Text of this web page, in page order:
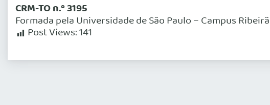
CRM-TO n.º 3195
Formada pela Universidade de São Paulo – Campus
Post Views:141